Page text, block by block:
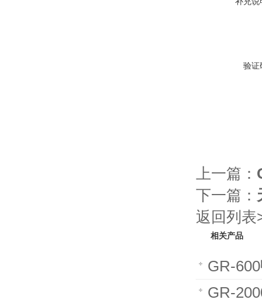
验证
上一篇：
下一篇：
返回列表
相关产品
GR-
GR-